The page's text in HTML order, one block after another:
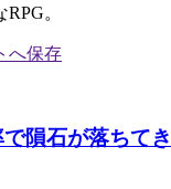
。
で隕石が落ちて